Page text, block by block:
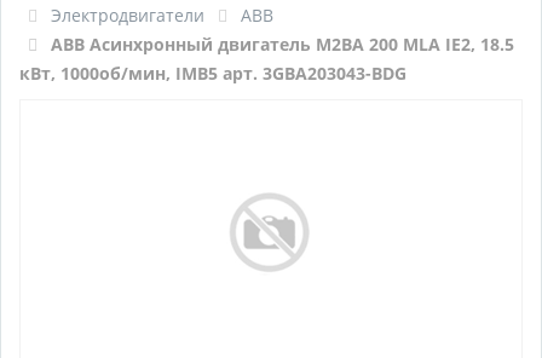
Электродвигатели
ABB
ABB Асинхронный двигатель M2BA 200 MLA IE2, 18.5
кВт, 1000об/мин, IMB5 арт. 3GBA203043-BDG